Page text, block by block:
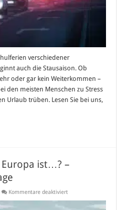
verschiedener
auch die Stausaison. Ob
oder gar kein Weiterkommen –
den meisten Menschen zu Stress
Urlaub trüben. Lesen Sie bei uns,
Europa ist…? –
Kommentare deaktiviertfür